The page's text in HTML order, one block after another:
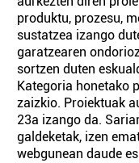
produktu, prozesu,
sustatzea izango
garatzearen
sortzen duten
Kategoria honetako
zaizkio. Proiektuak
23a izango da.
galdeketak, izen
webgunean daude